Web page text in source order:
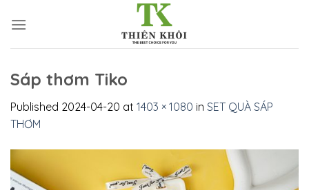
Sáp thơm Tiko
Published 2024-04-20 at 1403 × 1080 in SET QUÀ SÁP
THƠM